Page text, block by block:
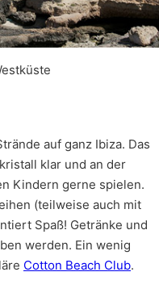
auf ganz Ibiza. Das
klar und an der
Kindern gerne spielen.
(teilweise auch mit
Spaß! Getränke und
werden. Ein wenig
Cotton Beach Club.